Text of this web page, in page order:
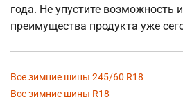
года. Не упустите возможность
преимущества продукта уже
Все зимние шины 245/60 R18
Все зимние шины R18